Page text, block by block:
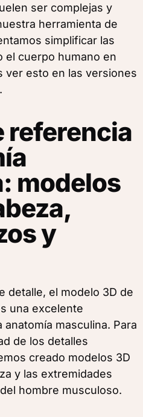
ser complejas y
herramienta de
simplificar las
el cuerpo humano en
ver esto en las versiones
referencia
modelos
y
detalle, el modelo 3D de
una excelente
masculina. Para
de los detalles
creado modelos 3D
y las extremidades
hombre musculoso.